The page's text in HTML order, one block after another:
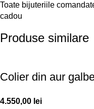
Toate bijuteriile
cadou
Produse similare
Colier din aur
4.550,00 lei